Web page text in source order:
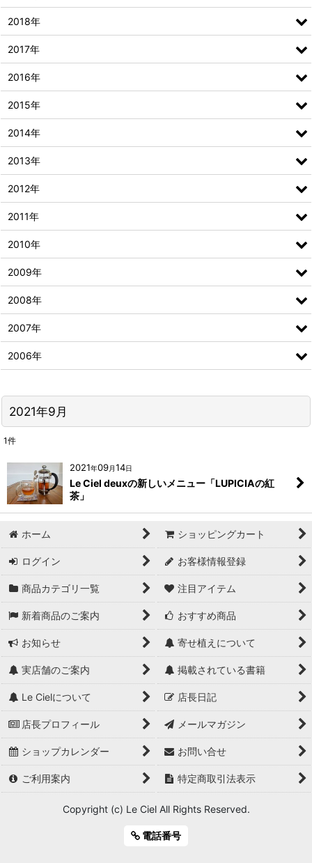
2021年9月
1件
2021年09月14日
Le Ciel deuxの新しいメニュー「LUPICIAの紅
茶」
2018年
2017年
2016年
2015年
2014年
2013年
2012年
2011年
2010年
2009年
2008年
2007年
2006年
ホーム ショッピングカート
ログイン お客様情報登録
商品カテゴリ一覧 注目アイテム
新着商品のご案内 おすすめ商品
お知らせ 寄せ植えについて
実店舗のご案内 掲載されている書籍
Le Cielについて 店長日記
店長プロフィール メールマガジン
ショップカレンダー お問い合せ
ご利用案内 特定商取引法表示
Copyright (c) Le Ciel All Rights Reserved.
電話番号